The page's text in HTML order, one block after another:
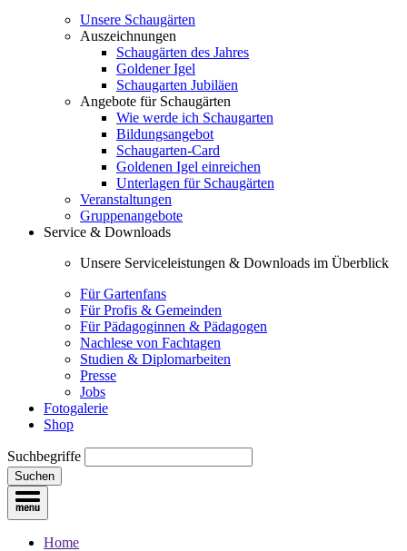
Unsere Schaugärten
Auszeichnungen
Schaugärten des Jahres
Goldener Igel
Schaugarten Jubiläen
Angebote für Schaugärten
Wie werde ich Schaugarten
Bildungsangebot
Schaugarten-Card
Goldenen Igel einreichen
Unterlagen für Schaugärten
Veranstaltungen
Gruppenangebote
Service & Downloads
Unsere Serviceleistungen & Downloads im Überblick
Für Gartenfans
Für Profis & Gemeinden
Für Pädagoginnen & Pädagogen
Nachlese von Fachtagen
Studien & Diplomarbeiten
Presse
Jobs
Fotogalerie
Shop
Suchbegriffe
Suchen
Home